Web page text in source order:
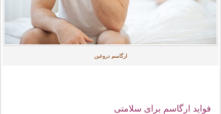
ارگاسم دروغین
فواید ارگاسم برای سلامتی